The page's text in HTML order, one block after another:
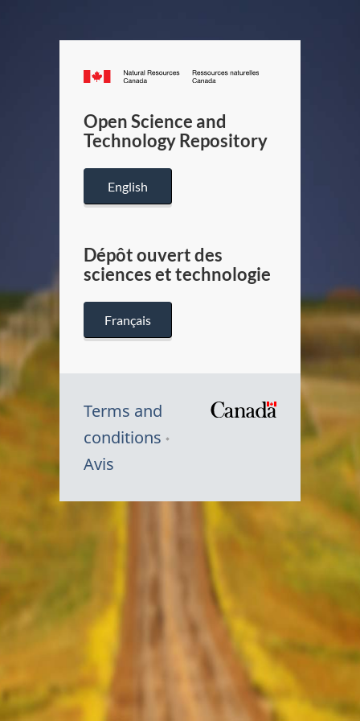
Canada.ca
/
Canada
Open Science and
Technology Repository
English
Dépôt ouvert des
sciences et technologie
Français
Terms and
conditions
Avis
Symbole
Canada